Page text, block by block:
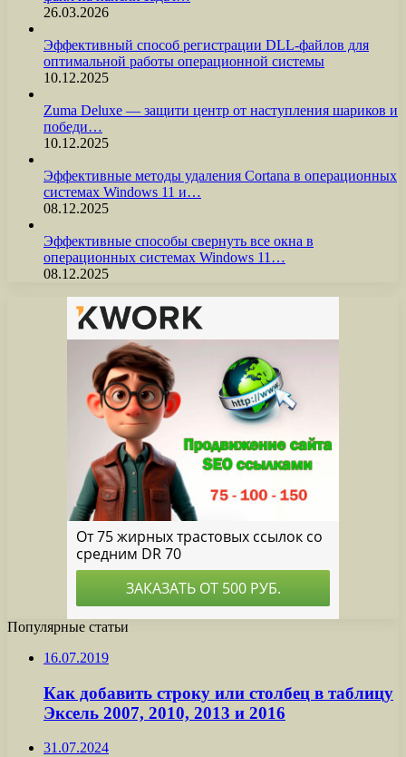
26.03.2026
Эффективный способ регистрации DLL-файлов для
оптимальной работы операционной системы
10.12.2025
Zuma Deluxe — защити центр от наступления шариков и
победи…
10.12.2025
Эффективные методы удаления Cortana в операционных
системах Windows 11 и…
08.12.2025
Эффективные способы свернуть все окна в
операционных системах Windows 11…
08.12.2025
Популярные статьи
16.07.2019
Как добавить строку или столбец в таблицу
Эксель 2007, 2010, 2013 и 2016
31.07.2024